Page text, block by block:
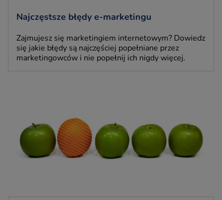
Najczęstsze błędy e-marketingu
Zajmujesz się marketingiem internetowym? Dowiedz
się jakie błędy są najczęściej popełniane przez
marketingowców i nie popełnij ich nigdy więcej.